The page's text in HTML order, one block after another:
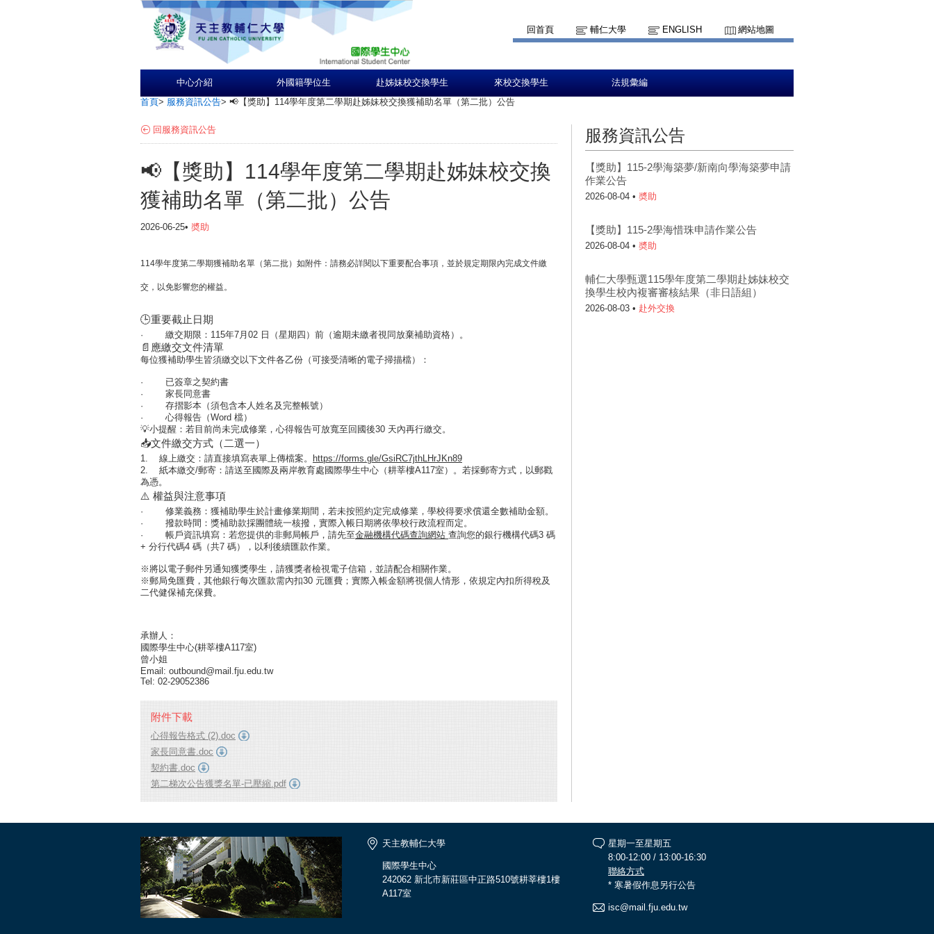
回首頁 輔仁大學 ENGLISH 網站地圖
中心介紹 外國籍學位生 赴姊妹校交換學生 來校交換學生 法規彙編
首頁> 服務資訊公告> 📢【獎助】114學年度第二學期赴姊妹校交換獲補助名單（第二批）公告
回服務資訊公告
📢【獎助】114學年度第二學期赴姊妹校交換
獲補助名單（第二批）公告
2026-06-25• 奬助
114學年度第二學期獲補助名單（第二批）如附件：請務必詳閱以下重要配合事項，並於規定期限內完成文件繳
交，以免影響您的權益。
🕒重要截止日期
· 繳交期限： 115年7月 02 日（星期四）前 （逾期未繳者視同放棄補助資格）。
📄應繳交文件清單
每位獲補助學生皆須繳交以下文件各乙份（可接受清晰的電子掃描檔）：
· 已簽章之契約書
· 家長同意書
· 存摺影本 （須包含本人姓名及完整帳號）
· 心得報告（Word 檔）
💡小提醒：若目前尚未完成修業，心得報告可放寬至回國後30 天內再行繳交。
📥文件繳交方式（二選一）
1. 線上繳交： 請直接填寫表單上傳檔案。
https://forms.gle/GsiRC7jthLHrJKn89
2. 紙本繳交/郵寄： 請送至 國際及兩岸教育處國際學生中心（耕莘樓A117室） 。若採郵寄方式，以郵戳
為憑。
⚠️ 權益與注意事項
· 修業義務： 獲補助學生於計畫修業期間，若未按照約定完成修業，學校得要求償還全數補助金額。
· 撥款時間： 獎補助款採團體統一核撥 ，實際入帳日期將依學校行政流程而定。
· 帳戶資訊填寫： 若您提供的非郵局帳戶，請先至金融機構代碼查詢網站 查詢您的銀行機構代碼3 碼
+ 分行代碼4 碼（共7 碼） ，以利後續匯款作業。
※將以電子郵件另通知獲獎學生，請獲獎者檢視電子信箱，並請配合相關作業。
※郵局免匯費，其他銀行每次匯款需內扣30 元匯費；實際入帳金額將視個人情形，依規定內扣所得稅及
二代健保補充保費。
承辦人：
國際學生中心(耕莘樓A117室)
曾小姐
Email: outbound@mail.fju.edu.tw
Tel: 02-29052386
附件下載
心得報告格式 (2).doc
家長同意書.doc
契約書.doc
第二梯次公告獲獎名單-已壓縮.pdf
服務資訊公告
【獎助】115-2學海築夢/新南向學海築夢申請
作業公告
2026-08-04 • 奬助
【獎助】115-2學海惜珠申請作業公告
2026-08-04 • 奬助
輔仁大學甄選115學年度第二學期赴姊妹校交
換學生校內複審審核結果（非日語組）
2026-08-03 • 赴外交換
天主教輔仁大學
國際學生中心
242062 新北市新莊區中正路510號耕莘樓1樓
A117室
星期一至星期五
8:00-12:00 / 13:00-16:30
聯絡方式
* 寒暑假作息另行公告
isc@mail.fju.edu.tw